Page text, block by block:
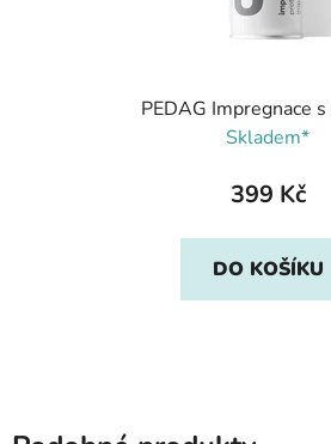
PEDAG Impregnace
Skladem*
399 Kč
DO KOŠÍKU